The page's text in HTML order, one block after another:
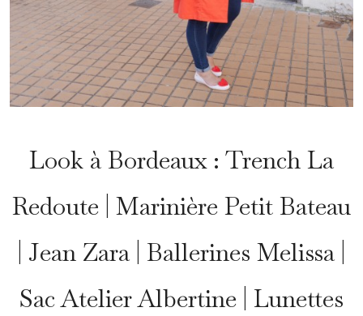
Look à Bordeaux : Trench La
Redoute | Marinière Petit Bateau
| Jean Zara | Ballerines Melissa |
Sac Atelier Albertine | Lunettes